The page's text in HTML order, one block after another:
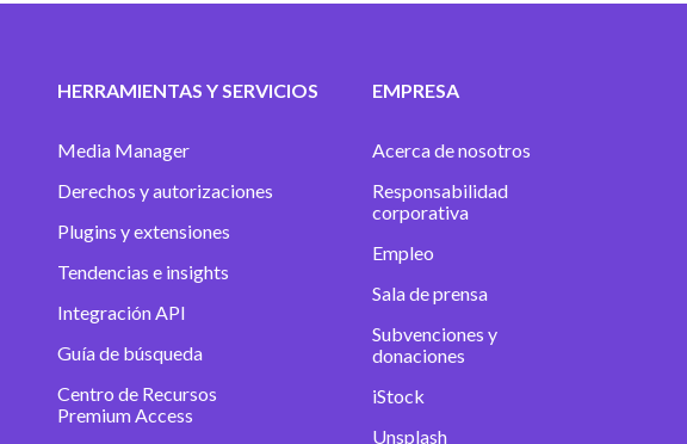
HERRAMIENTAS Y SERVICIOS
Media Manager
Derechos y autorizaciones
Plugins y extensiones
Tendencias e insights
Integración API
Guía de búsqueda
Centro de Recursos
Premium Access
EMPRESA
Acerca de nosotros
Responsabilidad
corporativa
Empleo
Sala de prensa
Subvenciones y
donaciones
iStock
Unsplash